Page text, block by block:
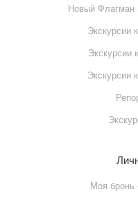
Новый Флагман
Экскурсии
Экскурсии
Экскурсии
Моя бронь